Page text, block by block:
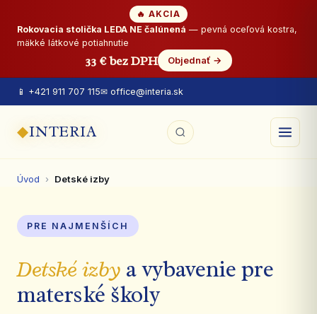
🔥 AKCIA
Rokovacia stolička LEDA NE čalúnená — pevná oceľová kostra,
mäkké látkové potiahnutie
33 € bez DPH Objednať →
📱 +421 911 707 115✉ office@interia.sk
◆INTERIA
Úvod › Detské izby
PRE NAJMENŠÍCH
Detské izby a vybavenie pre
materské školy